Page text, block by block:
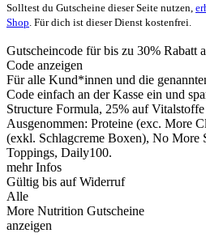
Solltest du Gutscheine dieser Seite nutzen,
Shop . Für dich ist dieser Dienst kostenfrei.
Gutscheincode für bis zu 30% Rabatt
Code anzeigen
Für alle Kund*innen und die
Code einfach an der Kasse ein und
Structure Formula, 25% auf
Ausgenommen: Proteine (exc. More
(exkl. Schlagcreme Boxen), No More
Toppings, Daily100.
mehr Infos
Gültig bis auf Widerruf
Alle
More Nutrition Gutscheine
anzeigen